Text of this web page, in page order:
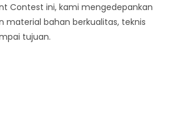
Contest ini, kami mengedepankan
material bahan berkualitas, teknis
tujuan.